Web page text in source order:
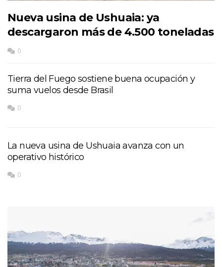
Nueva usina de Ushuaia: ya
descargaron más de 4.500 toneladas
0
Tierra del Fuego sostiene buena ocupación y
suma vuelos desde Brasil
0
La nueva usina de Ushuaia avanza con un
operativo histórico
0